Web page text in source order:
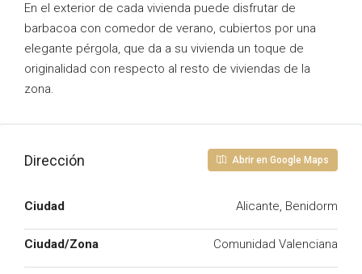
En el exterior de cada vivienda puede disfrutar de
barbacoa con comedor de verano, cubiertos por una
elegante pérgola, que da a su vivienda un toque de
originalidad con respecto al resto de viviendas de la
zona.
Dirección Abrir en Google Maps
Ciudad Alicante, Benidorm
Ciudad/Zona Comunidad Valenciana